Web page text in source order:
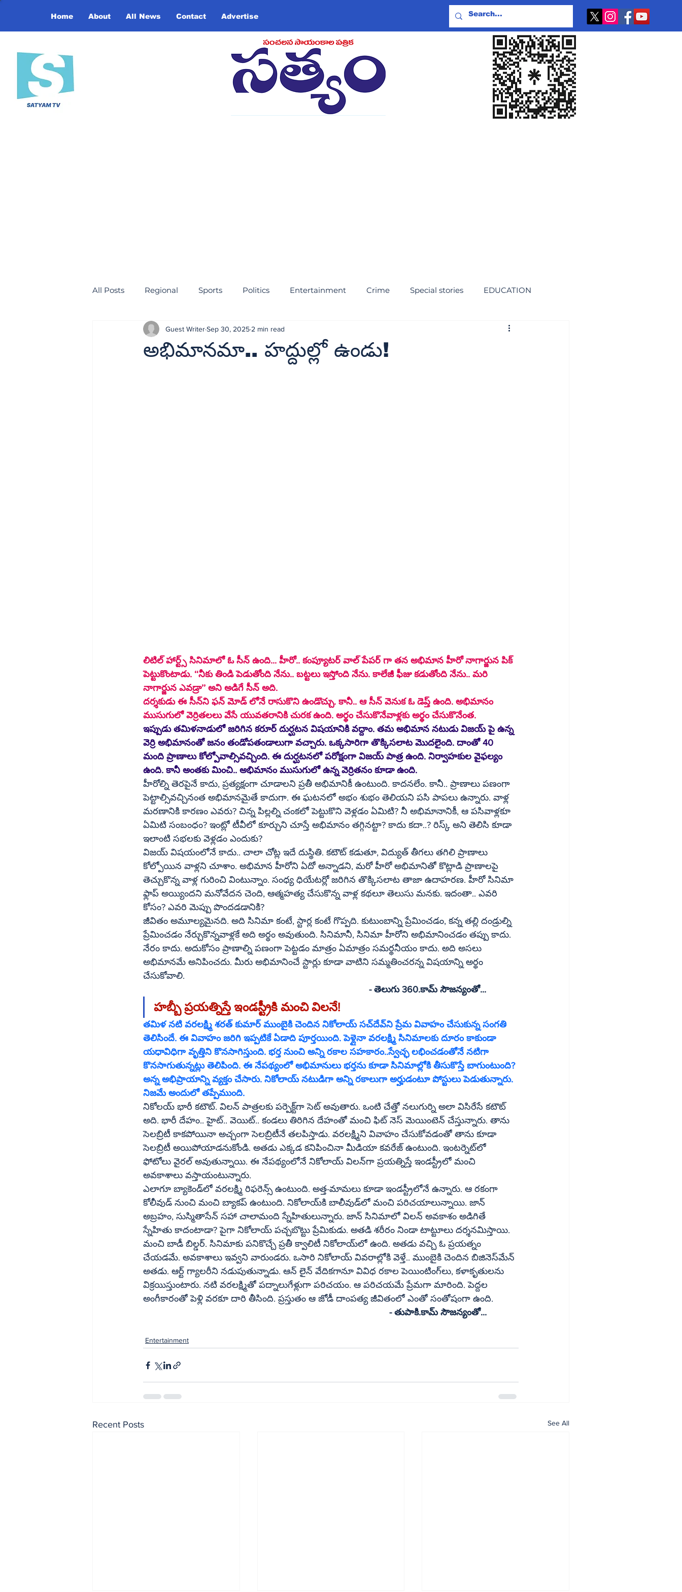
Home About All News Contact Advertise
All Posts Regional Sports Politics Entertainment Crime Special stories EDUCATION
EDITORIAL
అభిమానమా.. హద్దుల్లో ఉండు!
Guest WriterSep 30, 2025 2 min read
లిటిల్‌ హార్ట్స్‌ సినిమాలో ఓ సీన్‌ ఉంది... హీరో.. కంప్యూటర్‌ వాల్‌ పేపర్‌ గా తన అభిమాన హీరో నాగార్జున పిక్‌
పెట్టుకొంటాడు. ‘‘నీకు తిండి పెడుతోంది నేను.. బట్టలు ఇస్తోంది నేను. కాలేజీ ఫీజు కడుతోంది నేను.. మరి
నాగార్జున ఎవడ్రా’’ అని అడిగే సీన్‌ అది.
దర్శకుడు ఈ సీన్‌ని ఫన్‌ మోడ్‌ లోనే రాసుకొని ఉండొచ్చు. కానీ.. ఆ సీన్‌ వెనుక ఓ డెప్త్‌ ఉంది. అభిమానం
ముసుగులో వెర్రితలలు వేసే యువతరానికి చురక ఉంది. అర్థం చేసుకొనేవాళ్లకు అర్థం చేసుకొనేంత.
ఇప్పుడు తమిళనాడులో జరిగిన కరూర్‌ దుర్ఘటన విషయానికి వద్దాం. తమ అభిమాన నటుడు విజయ్‌ పై ఉన్న
వెర్రి అభిమానంతో జనం తండోపతండాలుగా వచ్చారు. ఒక్కసారిగా తొక్కిసలాట మొదలైంది. దాంతో 40
మంది ప్రాణాలు కోల్పోవాల్సివచ్చింది. ఈ దుర్ఘటనలో పరోక్షంగా విజయ్‌ పాత్ర ఉంది. నిర్వాహకుల వైఫల్యం
ఉంది. కానీ అంతకు మించి.. అభిమానం ముసుగులో ఉన్న వెర్రితనం కూడా ఉంది.
హీరోల్ని తెరపైనే కాదు, ప్రత్యక్షంగా చూడాలని ప్రతీ అభిమానికీ ఉంటుంది. కాదనలేం. కానీ.. ప్రాణాలు పణంగా
పెట్టాల్సివచ్చినంత అభిమానమైతే కాదుగా. ఈ ఘటనలో అభం శుభం తెలియని పసి పాపలు ఉన్నారు. వాళ్ల
మరణానికి కారణం ఎవరు? చిన్న పిల్లల్ని చంకలో పెట్టుకొని వెళ్లడం ఏమిటి? నీ అభిమానానికీ, ఆ పసివాళ్లకూ
ఏమిటి సంబంధం? ఇంట్లో టీవీలో కూర్చుని చూస్తే అభిమానం తగ్గినట్టా? కాదు కదా..? రిస్క్‌ అని తెలిసి కూడా
ఇలాంటి సభలకు వెళ్లడం ఎందుకు?
విజయ్‌ విషయంలోనే కాదు.. చాలా చోట్ల ఇదే దుస్థితి. కటౌట్‌ కడుతూ, విద్యుత్‌ తీగలు తగిలి ప్రాణాలు
కోల్పోయిన వాళ్లని చూశాం. అభిమాన హీరోని ఏదో అన్నాడని, మరో హీరో అభిమానితో కొట్లాడి ప్రాణాలపై
తెచ్చుకొన్న వాళ్ల గురించి వింటున్నాం. సంధ్య ధియేటర్లో జరిగిన తొక్కిసలాట తాజా ఉదాహరణ. హీరో సినిమా
ఫ్లాప్‌ అయ్యిందని మనోవేదన చెంది, ఆత్మహత్య చేసుకొన్న వాళ్ల కథలూ తెలుసు మనకు. ఇదంతా.. ఎవరి
కోసం? ఎవరి మెప్పు పొందడడానికి?
జీవితం అమూల్యమైనది. అది సినిమా కంటే, స్టార్ల కంటే గొప్పది. కుటుంబాన్ని ప్రేమించడం, కన్న తల్లి దండ్రుల్ని
ప్రేమించడం నేర్చుకొన్నవాళ్లకే అది అర్థం అవుతుంది. సినిమానీ, సినిమా హీరోని అభిమానించడం తప్పు కాదు.
నేరం కాదు. అదుకోసం ప్రాణాల్ని పణంగా పెట్టడం మాత్రం ఏమాత్రం సమర్థనీయం కాదు. అది అసలు
అభిమానమే అనిపించదు. మీరు అభిమానించే స్టార్లు కూడా వాటిని సమ్మతించరన్న విషయాన్ని అర్థం
చేసుకోవాలి.
- తెలుగు 360.కామ్‌ సౌజన్యంతో...
హబ్బీ ప్రయత్నిస్తే ఇండస్ట్రీకి మంచి విలనే!
తమిళ నటి వరలక్ష్మి శరత్‌ కుమార్‌ ముంబైకి చెందిన నికోలాయ్‌ సచ్‌దేవ్‌ని ప్రేమ వివాహం చేసుకున్న సంగతి
తెలిసిందే. ఈ వివాహం జరిగి ఇప్పటికే ఏడాది పూర్తయింది. పెళ్లైనా వరలక్ష్మి సినిమాలకు దూరం కాకుండా
యధావిధిగా వృత్తిని కొనసాగిస్తుంది. భర్త నుంచి అన్ని రకాల సహకారం..స్వేచ్ఛ లభించడంతోనే నటిగా
కొనసాగుతున్నట్లు తెలిపింది. ఈ నేపథ్యంలో అభిమానులు భర్తను కూడా సినిమాల్లోకి తీసుకొస్తే బాగుంటుంది?
అన్న అభిప్రాయాన్ని వ్యక్తం చేసారు. నికోలాయ్‌ నటుడిగా అన్ని రకాలుగా అర్హుడంటూ పోస్టులు పెడుతున్నారు.
నిజమే అందులో తప్పేముంది.
నికోలయ్‌ భారీ కటౌట్‌. విలన్‌ పాత్రలకు పర్పెక్ట్‌గా సెట్‌ అవుతారు. ఒంటి చేత్తో నలుగుర్ని అలా విసిరేసే కటౌట్‌
అది. భారీ దేహం.. హైట్‌.. వెయిట్‌.. కండలు తిరిగిన దేహంతో మంచి ఫిట్‌ నెస్‌ మెయింటెన్‌ చేస్తున్నారు. తాను
సెలబ్రిటీ కాకపోయినా అచ్చంగా సెలబ్రిటీనే తలపిస్తాడు. వరలక్ష్మిని వివాహం చేసుకోవడంతో తాను కూడా
సెలబ్రిటీ అయిపోయాడనుకోండి. అతడు ఎక్కడ కనిపించినా మీడియా కవరేజ్‌ ఉంటుంది. ఇంటర్నెట్‌లో
ఫోటోలు వైరల్‌ అవుతున్నాయి. ఈ నేపథ్యంలోనే నికోలాయ్‌ విలన్‌గా ప్రయత్నిస్తే ఇండస్ట్రీలో మంచి
అవకాశాలు వస్తాయంటున్నారు.
ఎలాగూ బ్యాకెండ్‌లో వరలక్ష్మి రిఫరెన్స్‌ ఉంటుంది. అత్త-మామలు కూడా ఇండస్ట్రీలోనే ఉన్నారు. ఆ రకంగా
కోలీవుడ్‌ నుంచి మంచి బ్యాకప్‌ ఉంటుంది. నికోలాయ్‌కి బాలీవుడ్‌లో మంచి పరిచయాలున్నాయి. జాన్‌
అబ్రహం, సుస్మితాసేన్‌ సహా చాలామంది స్నేహితులున్నారు. జాన్‌ సినిమాలో విలన్‌ అవకాశం అడిగితే
స్నేహితు కాదంటాడా? పైగా నికోలాయ్‌ పచ్చబొట్టు ప్రేమికుడు. అతడి శరీరం నిండా టాట్టూలు దర్శనమిస్తాయి.
మంచి బాడీ బిల్డర్‌. సినిమాకు పనికొచ్చే ప్రతీ క్వాలిటీ నికోలాయ్‌లో ఉంది. అతడు వచ్చి ఓ ప్రయత్నం
చేయడమే. అవకాశాలు ఇవ్వని వారుండరు. ఒసారి నికోలాయ్‌ వివరాల్లోకి వెళ్తే.. ముంబైకి చెందిన బిజినెస్‌మేన్‌
అతడు. ఆర్ట్‌ గ్యాలరీని నడుపుతున్నాడు. ఆన్‌ లైన్‌ వేదికగానూ వివిధ రకాల పెయింటింగ్‌లు, కళాకృతులను
విక్రయిస్తుంటారు. నటి వరలక్ష్మితో పద్నాలుగేళ్లుగా పరిచయం. ఆ పరిచయమే ప్రేమగా మారింది. పెద్దల
అంగీకారంతో పెళ్లి వరకూ దారి తీసింది. ప్రస్తుతం ఆ జోడీ దాంపత్య జీవితంలో ఎంతో సంతోషంగా ఉంది.
- తుపాకి.కామ్‌ సౌజన్యంతో...
Entertainment
Recent Posts See All